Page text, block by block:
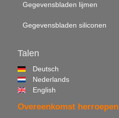
Gegevensbladen lijmen
Gegevensbladen siliconen
Talen
Deutsch
Nederlands
English
Overeenkomst herroepen